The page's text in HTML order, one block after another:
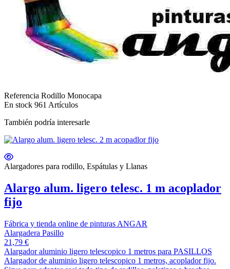
Referencia Rodillo Monocapa
En stock 961 Artículos
También podría interesarle
Alargadores para rodillo, Espátulas y Llanas
Alargo alum. ligero telesc. 1 m acoplador
fijo
Fábrica y tienda online de pinturas ANGAR
Alargadera Pasillo
21,79 €
Alargador aluminio ligero telescopico 1 metros para PASILLOS
Alargador de aluminio ligero telescopico 1 metros, acoplador fijo.